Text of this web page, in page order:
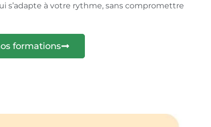
s’adapte à votre rythme, sans compromettre
formations